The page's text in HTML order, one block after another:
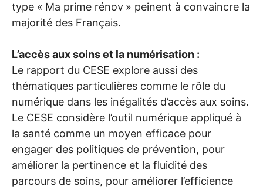
type « Ma prime rénov » peinent à convaincre la
majorité des Français.
L’accès aux soins et la numérisation :
Le rapport du CESE explore aussi des
thématiques particulières comme le rôle du
numérique dans les inégalités d’accès aux soins.
Le CESE considère l’outil numérique appliqué à
la santé comme un moyen efficace pour
engager des politiques de prévention, pour
améliorer la pertinence et la fluidité des
parcours de soins, pour améliorer l’efficience